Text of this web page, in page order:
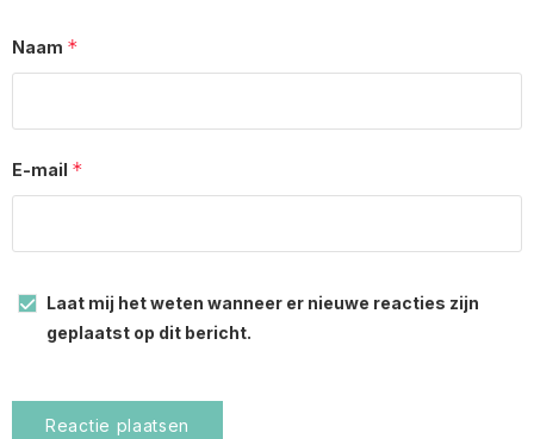
Naam *
E-mail *
Laat mij het weten wanneer er nieuwe reacties zijn
geplaatst op dit bericht.